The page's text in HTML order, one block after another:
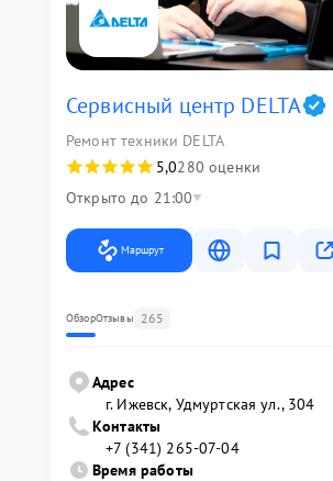
Сервисный центр DELTA
Ремонт техники DELTA
5,0280 оценки
Открыто до 21:00
Маршрут
ОбзорОтзывы 265
Адрес
г. Ижевск, Удмуртская ул., 304
Контакты
+7 (341) 265-07-04
Время работы